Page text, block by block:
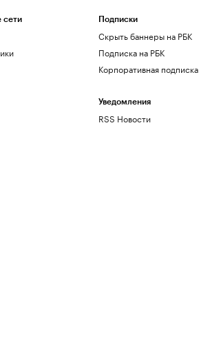
сети Подписки
Скрыть баннеры на РБК
Подписка на РБК
Корпоративная подписка
Уведомления
RSS Новости